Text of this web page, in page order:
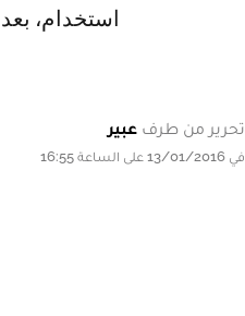
استخدام،
تحرير من طرف عبير
في 13/01/2016 على الساعة 16:55